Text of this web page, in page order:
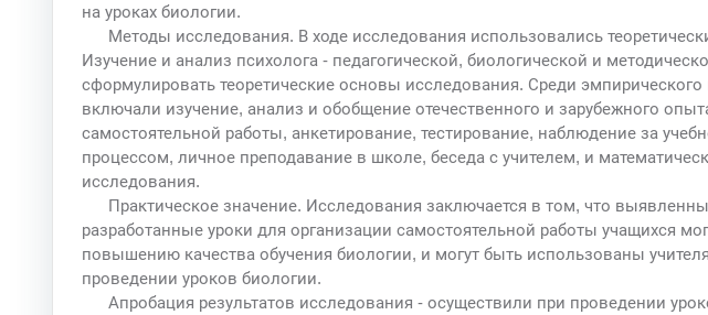
на уроках биологии.
Методы исследования. В ходе исследования использовались
Изучение и анализ психолога - педагогической, биологической и
сформулировать теоретические основы исследования. Среди
включали изучение, анализ и обобщение отечественного и зарубежного
самостоятельной работы, анкетирование, тестирование, наблюдение за
процессом, личное преподавание в школе, беседа с учителем, и
исследования.
Практическое значение. Исследования заключается в том, что
разработанные уроки для организации самостоятельной работы учащихся
повышению качества обучения биологии, и могут быть использованы
проведении уроков биологии.
Апробация результатов исследования - осуществили при проведении